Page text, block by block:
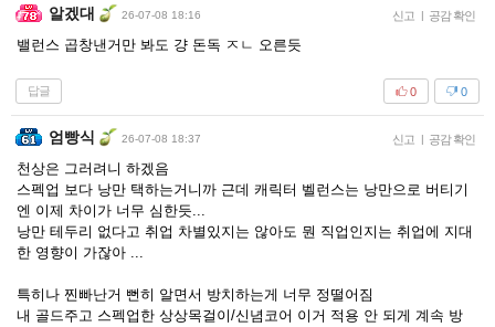
알겠대 26-07-08 18:16 신고 | 공감 확인
밸런스 곱창낸거만 봐도 걍 돈독 ㅈㄴ 오른듯
답글 0
0
엄빵식 26-07-08 18:37 신고 | 공감 확인
천상은 그러려니 하겠음
스펙업 보다 낭만 택하는거니까 근데 캐릭터 벨런스는 낭만으로 버티기
엔 이제 차이가 너무 심한듯...
낭만 테두리 없다고 취업 차별있지는 않아도 뭔 직업인지는 취업에 지대
한 영향이 가잖아 ...
특히나 찐빠난거 뻔히 알면서 방치하는게 너무 정떨어짐
내 골드주고 스펙업한 상상목걸이/신념코어 이거 적용 안 되게 계속 방